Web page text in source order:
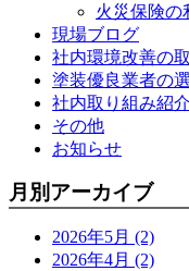
火災保険の
現場ブログ
社内環境改善の
塗装優良業者の
社内取り組み紹介
その他
お知らせ
月別アーカイブ
2026年5月 (2)
2026年4月 (2)